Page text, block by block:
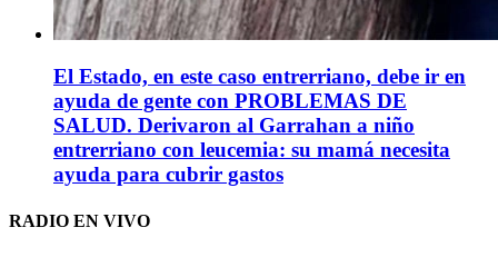
El Estado, en este caso entrerriano, debe ir en
ayuda de gente con PROBLEMAS DE
SALUD. Derivaron al Garrahan a niño
entrerriano con leucemia: su mamá necesita
ayuda para cubrir gastos
RADIO EN VIVO